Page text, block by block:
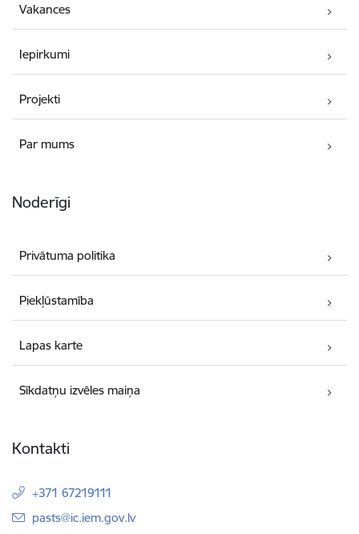
Vakances
Iepirkumi
Projekti
Par mums
Noderīgi
Privātuma politika
Piekļūstamība
Lapas karte
Sīkdatņu izvēles maiņa
Kontakti
+371 67219111
E-pasts:
pasts@ic.iem.gov.lv